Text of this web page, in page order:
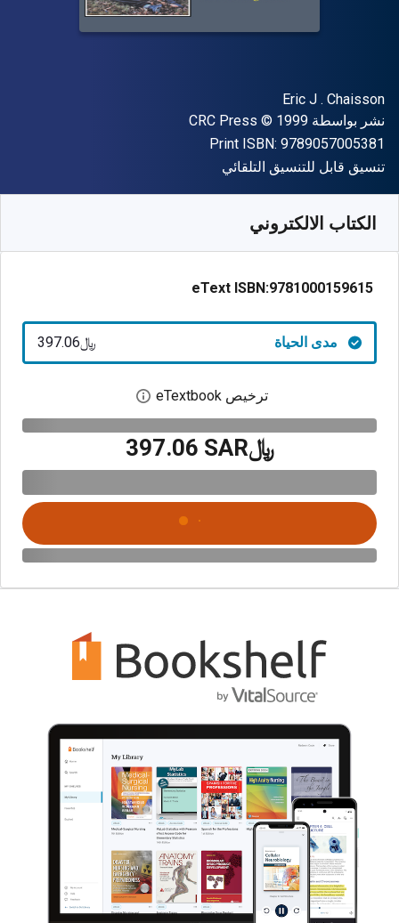
المؤلف (المؤلفون)
Eric J . Chaisson
الناشر
نشر بواسطة CRC Press
حقوق الطبع والنشر © 1999
Print ISBN: 9789057005381
شكل
تنسيق قابل للتنسيق التلقائي
الكتاب الالكتروني
eText ISBN:9781000159615
مدى الحياة ﷼‎397.06
ترخيص eTextbook افتح مربع حوار
﷼‎397.06 SAR